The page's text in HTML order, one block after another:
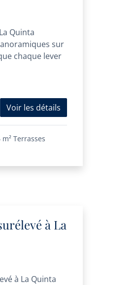
Quinta
sur
chaque lever
Voir les détails
m² Terrasses
à La
à La Quinta